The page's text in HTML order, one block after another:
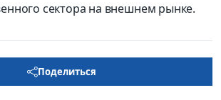
сектора на внешнем рынке.
Поделиться